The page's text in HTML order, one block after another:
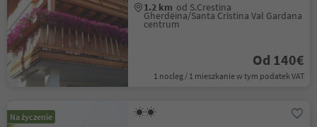
1.2 km od S.Crestina
Gherdëina/Santa Cristina Val Gardana
centrum
Od 140€
1 nocleg / 1 mieszkanie w tym podatek VAT
Na życzenie